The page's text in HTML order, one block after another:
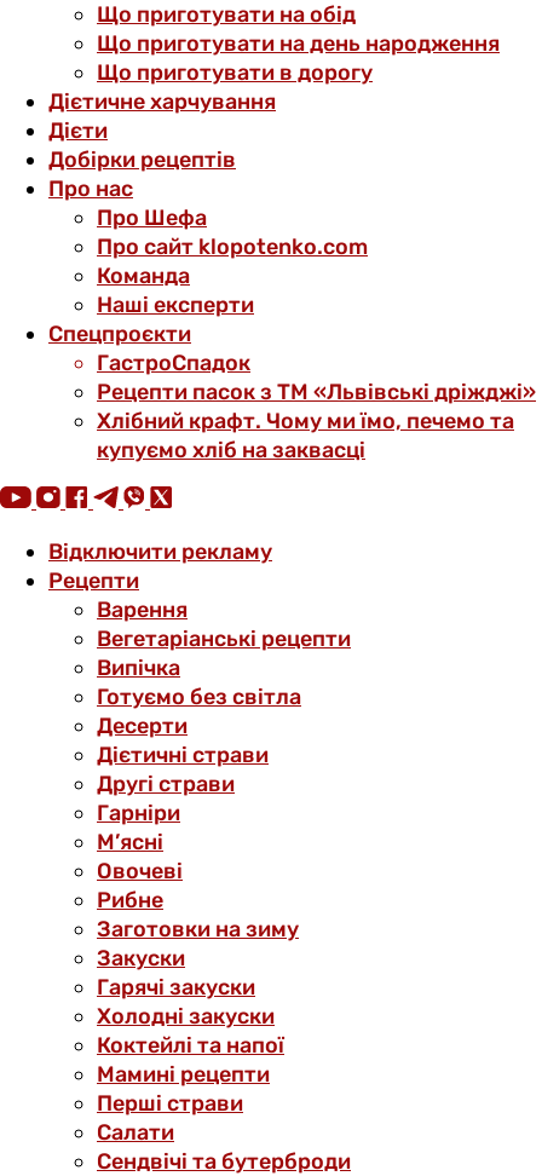
Що приготувати на обід
Що приготувати на день народження
Що приготувати в дорогу
Дієтичне харчування
Дієти
Добірки рецептів
Про нас
Про Шефа
Про сайт klopotenko.com
Команда
Наші експерти
Спецпроєкти
ГастроСпадок
Рецепти пасок з ТМ «Львівські дріжджі»
Хлібний крафт. Чому ми їмо, печемо та
купуємо хліб на заквасці
Відключити рекламу
Рецепти
Варення
Вегетаріанські рецепти
Випічка
Готуємо без світла
Десерти
Дієтичні страви
Другі страви
Гарніри
М’ясні
Овочеві
Рибне
Заготовки на зиму
Закуски
Гарячі закуски
Холодні закуски
Коктейлі та напої
Мамині рецепти
Перші страви
Салати
Сендвічі та бутерброди